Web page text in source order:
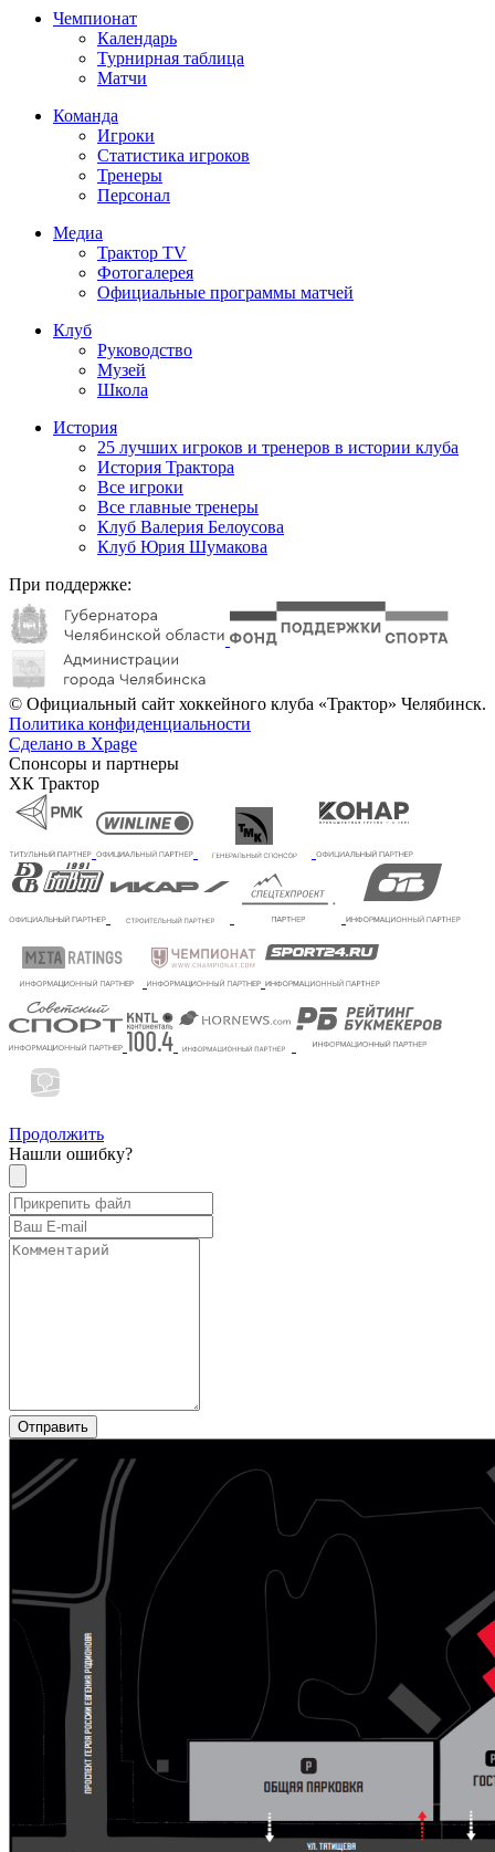
Чемпионат
Календарь
Турнирная таблица
Матчи
Команда
Игроки
Статистика игроков
Тренеры
Персонал
Медиа
Трактор TV
Фотогалерея
Официальные программы матчей
Клуб
Руководство
Музей
Школа
История
25 лучших игроков и тренеров в истории клуба
История Трактора
Все игроки
Все главные тренеры
Клуб Валерия Белоусова
Клуб Юрия Шумакова
При поддержке:
© Официальный сайт хоккейного клуба «Трактор» Челябинск.
Политика конфиденциальности
Сделано в Xpage
Спонсоры и партнеры
ХК Трактор
Продолжить
Нашли ошибку?